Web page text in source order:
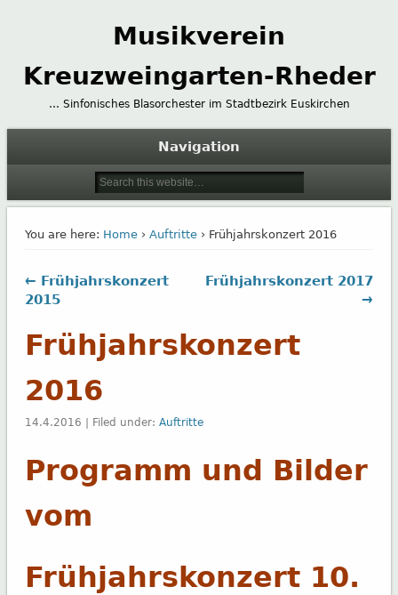
Musikverein
Kreuzweingarten-Rheder
… Sinfonisches Blasorchester im Stadtbezirk Euskirchen
Navigation
You are here: Home› Auftritte› Frühjahrskonzert 2016
← Frühjahrskonzert
2015
Frühjahrskonzert 2017
→
Frühjahrskonzert
2016
14.4.2016 | Filed under: Auftritte
Programm und Bilder
vom
Frühjahrskonzert 10.